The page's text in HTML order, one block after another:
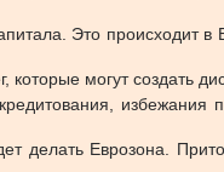
Это происходит в
которые могут создать
избежания
делать Еврозона.